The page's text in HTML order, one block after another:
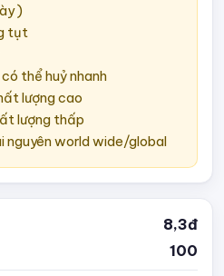
)
tụt
có thể huỷ nhanh
lượng cao
lượng thấp
nguyên world wide/global
8,3đ
100